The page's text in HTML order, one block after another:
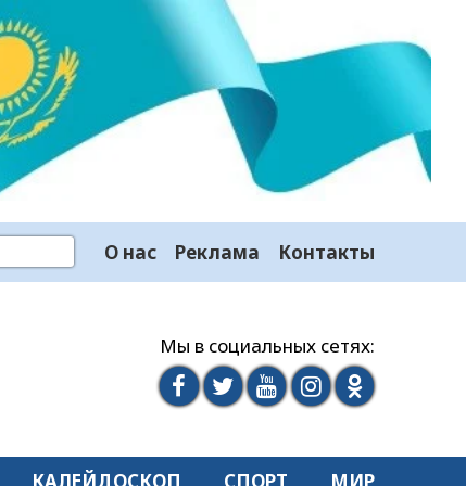
О нас Реклама Контакты
Мы в социальных сетях: